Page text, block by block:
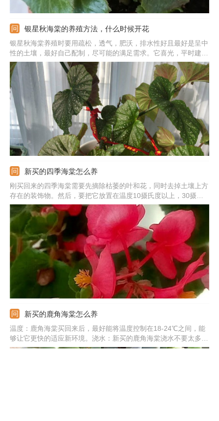
银星秋海棠的养殖方法，什么时候开花
银星秋海棠养殖时要用疏松，透气，肥沃，排水性好且最好是呈中
性的土壤，最好自己配制，尽可能的满足需求。它喜光，平时建议
放在散光处多晒太阳，强光的时候要遮挡避开。温度能提供15-25
度之间的最适宜，夏冬季注意控温。另外，注意生长期间蓄水量
大，要勤浇水，让土壤湿润些，但不要积水。
新买的四季海棠怎么养
刚买回来的四季海棠需要先摘除枯萎的叶和花，同时去掉土壤上方
存在的装饰物。然后，要把它放置在温度10摄氏度以上，30摄氏
度以下的室内进行养殖，并且提供给它充足的阳光照射。另外，适
当地减少水肥的施用也必不可少。10天左右之后再考虑施少量的薄
肥即可。
新买的鹿角海棠怎么养
温度：鹿角海棠买回来后，最好能将温度控制在18-24℃之间，能
够让它更快的适应新环境。浇水：新买的鹿角海棠浇水不要太多，
保持土壤的湿润就可以了，浇水过多容易涝根。光照：可以让新买